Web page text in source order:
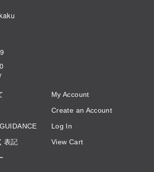
表記
My Account
Create an Account
Log In
View Cart